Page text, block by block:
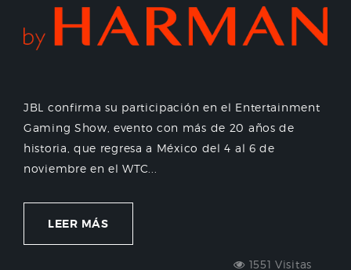
JBL confirma su participación en el Entertainment
Gaming Show, evento con más de 20 años de
historia, que regresa a México del 4 al 6 de
noviembre en el WTC...
LEER MÁS
1551 Visitas